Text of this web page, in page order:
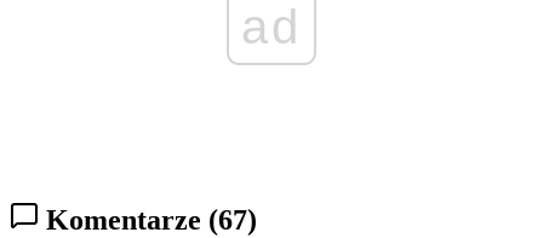
ad
Komentarze (67)